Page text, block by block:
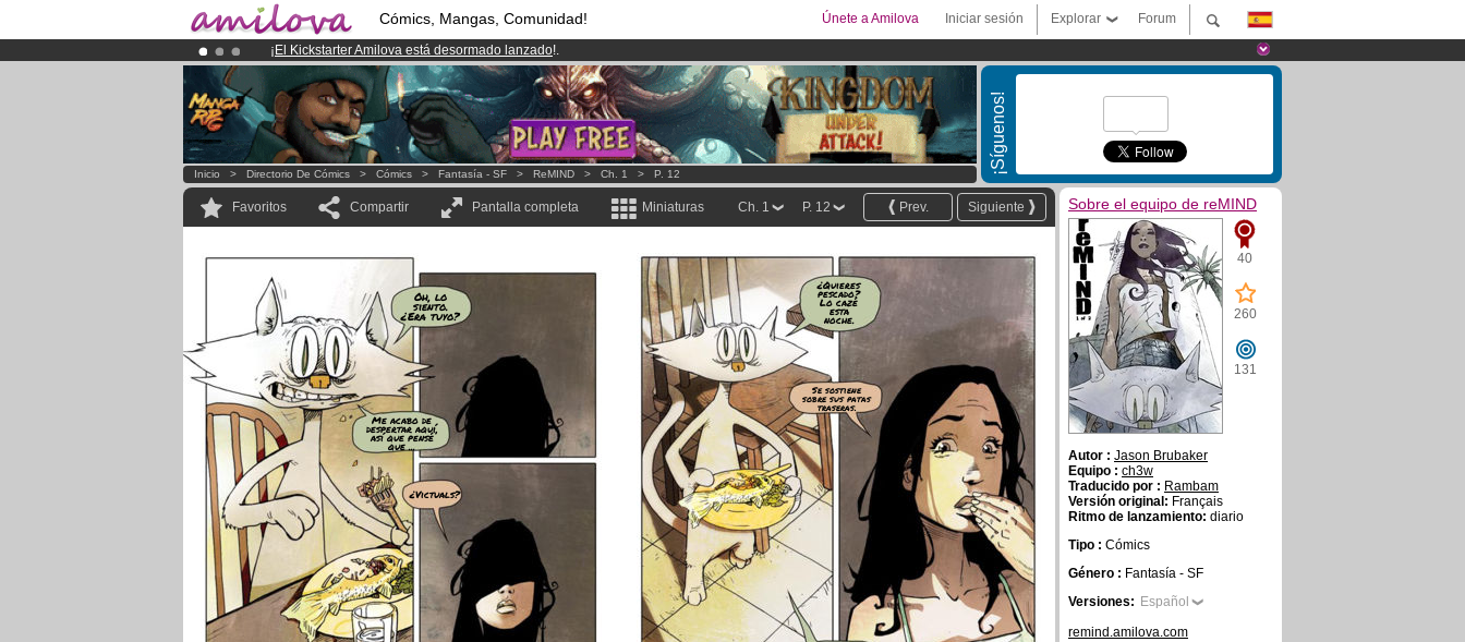
Cómics, Mangas, Comunidad! Forum
Explorar
Iniciar sesión
Únete a Amilova
¡ El Kickstarter Amilova está desormado lanzado!.
¡Ya tenemos 100000miembrosy 1000Cómics y Mangas!.
¡Conviertete en Premium por3.95 euros al mes!Hazte Premium ya
¡Síguenos!
Inicio > Directorio De Cómics > Cómics > Fantasía - SF > ReMIND > Ch. 1 > P. 12
Favoritos Compartir Pantalla completa Miniaturas Siguiente
Prev.
P. 12
Ch. 1
Oh, lo
siento.
¿Era tuyo?
Me acabo de
despertar aquí,
así que pensé
que ...
¿Victuals?
¿Quieres
pescado?
Lo cazé
esta
noche.
Se sostiene
sobre sus patas
traseras.
Sobre el equipo de reMIND
40
260
131
Autor : Jason Brubaker
Equipo : ch3w
Traducido por : Rambam
Versión original: Français
Ritmo de lanzamiento: diario
Tipo : Cómics
Género : Fantasía - SF
Versiones: Español
remind.amilova.com